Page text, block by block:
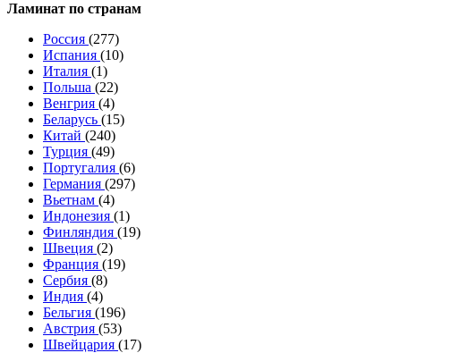
Ламинат по странам
Россия (277)
Испания (10)
Италия (1)
Польша (22)
Венгрия (4)
Беларусь (15)
Китай (240)
Турция (49)
Португалия (6)
Германия (297)
Вьетнам (4)
Индонезия (1)
Финляндия (19)
Швеция (2)
Франция (19)
Сербия (8)
Индия (4)
Бельгия (196)
Австрия (53)
Швейцария (17)